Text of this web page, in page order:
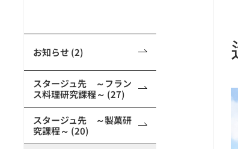
お知らせ (2)
スタージュ先 ～フラン
ス料理研究課程～ (27)
スタージュ先 ～製菓研
究課程～ (20)